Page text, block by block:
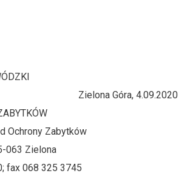
Góra, 4.09.2020
Ochrony Zabytków
063 Zielona
fax 068 325 3745